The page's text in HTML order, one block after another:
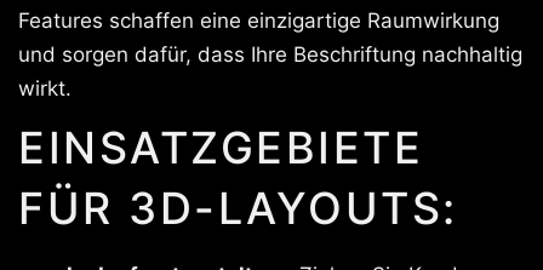
Features schaffen eine einzigartige Raumwirkung
und sorgen dafür, dass Ihre Beschriftung nachhaltig
wirkt.
EINSATZGEBIETE
FÜR 3D-LAYOUTS: